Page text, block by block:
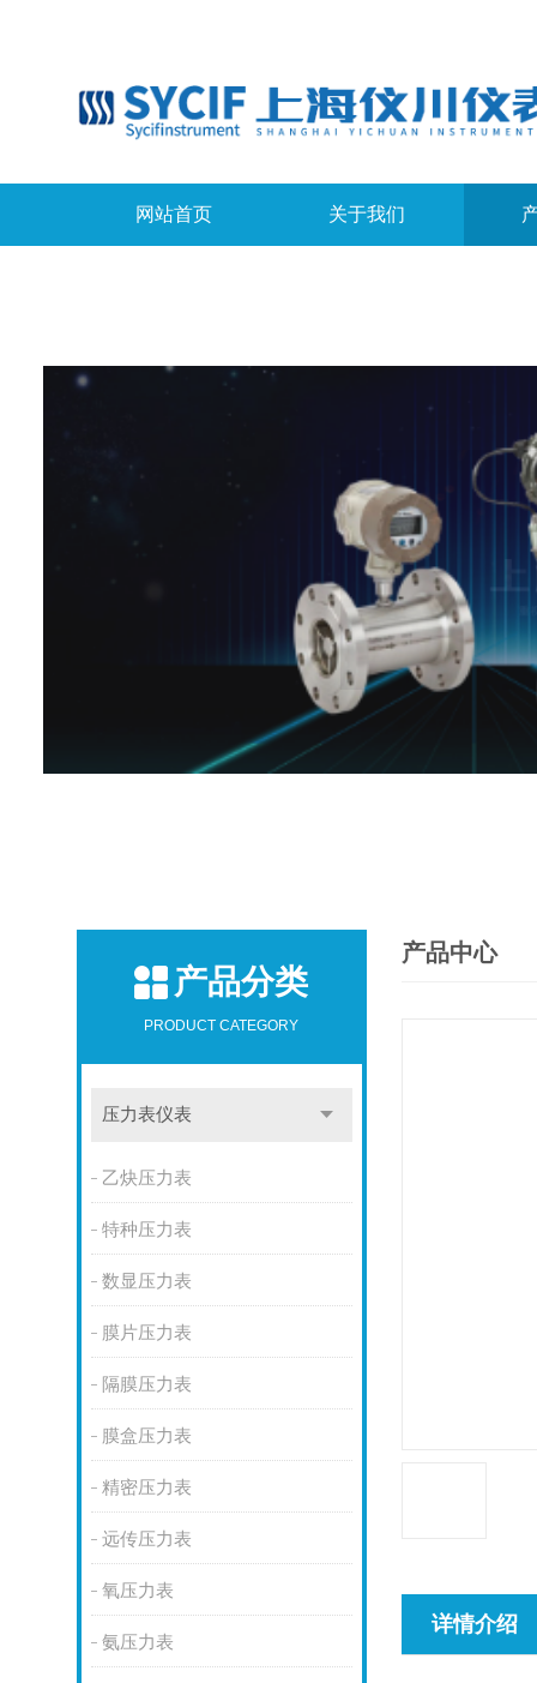
网站首页 关于我们
产品分类
PRODUCT CATEGORY
压力表仪表
乙炔压力表
特种压力表
数显压力表
膜片压力表
隔膜压力表
膜盒压力表
精密压力表
远传压力表
氧压力表
氨压力表
产品中心
详情介绍